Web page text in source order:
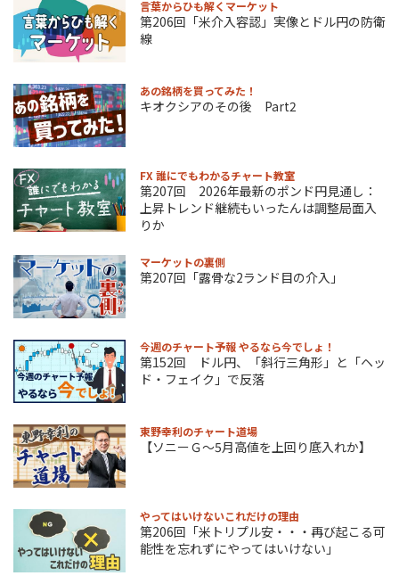
言葉からひも解くマーケット
第206回「米介入容認」実像とドル円の防衛
線
あの銘柄を買ってみた！
キオクシアのその後 Part2
FX 誰にでもわかるチャート教室
第207回 2026年最新のポンド円見通し：
上昇トレンド継続もいったんは調整局面入
りか
マーケットの裏側
第207回「露骨な2ランド目の介入」
今週のチャート予報 やるなら今でしょ！
第152回 ドル円、「斜行三角形」と「ヘッ
ド・フェイク」で反落
東野幸利のチャート道場
【ソニーＧ～5月高値を上回り底入れか】
やってはいけないこれだけの理由
第206回「米トリプル安・・・再び起こる可
能性を忘れずにやってはいけない」